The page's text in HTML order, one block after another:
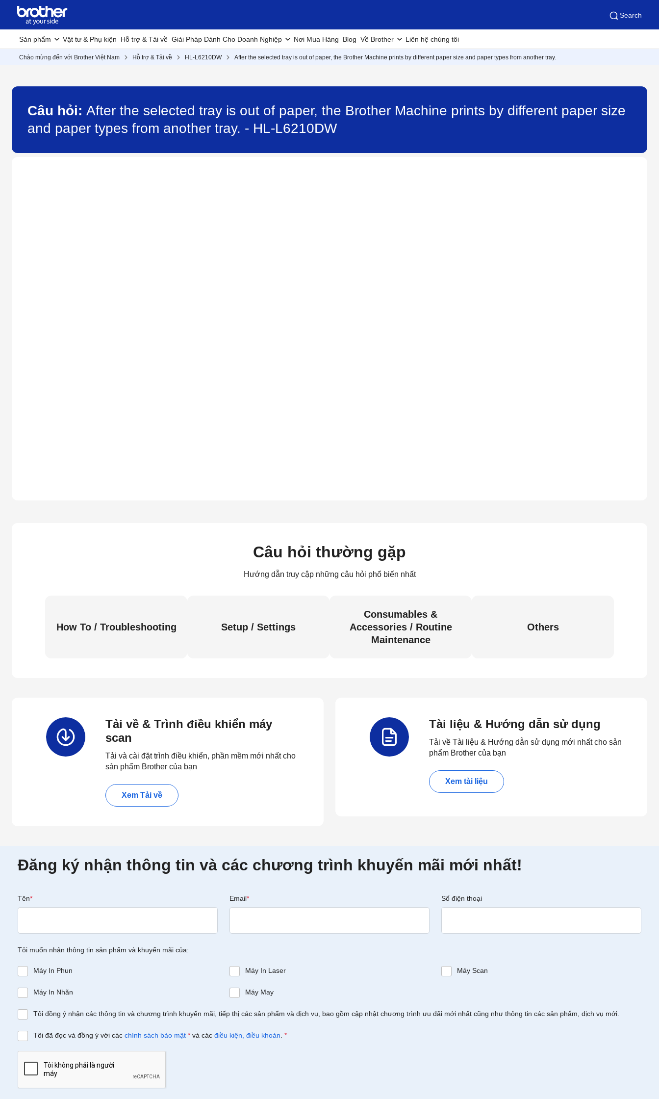
Search
Sản phẩm Vật tư & Phụ kiện Hỗ trợ & Tải về Giải Pháp Dành Cho Doanh Nghiệp Nơi Mua Hàng Blog Về Brother Liên hệ chúng tôi
Chào mừng đến với Brother Việt Nam Hỗ trợ & Tải về HL-L6210DW After the selected tray is out of paper, the Brother Machine prints by different paper size and paper types from another tray.
Câu hỏi: After the selected tray is out of paper, the Brother Machine prints by different paper size
and paper types from another tray. - HL-L6210DW
Câu hỏi thường gặp
Hướng dẫn truy cập những câu hỏi phổ biến nhất
How To / Troubleshooting Setup / Settings
Consumables &
Accessories / Routine
Maintenance
Others
Tải về & Trình điều khiển máy
scan
Tải và cài đặt trình điều khiển, phần mềm mới nhất cho
sản phẩm Brother của bạn
Xem Tải về
Tài liệu & Hướng dẫn sử dụng
Tải về Tài liệu & Hướng dẫn sử dụng mới nhất cho sản
phẩm Brother của bạn
Xem tài liệu
Đăng ký nhận thông tin và các chương trình khuyến mãi mới nhất!
Tên* Email* Số điện thoại
Tôi muốn nhận thông tin sản phẩm và khuyến mãi của:
Máy In Phun Máy In Laser Máy Scan
Máy In Nhãn Máy May
Tôi đồng ý nhận các thông tin và chương trình khuyến mãi, tiếp thị các sản phẩm và dịch vụ, bao gồm cập nhật chương trình ưu đãi mới nhất cũng như thông tin các sản phẩm, dịch vụ mới.
Tôi đã đọc và đồng ý với các chính sách bảo mật * và các điều kiện, điều khoản *